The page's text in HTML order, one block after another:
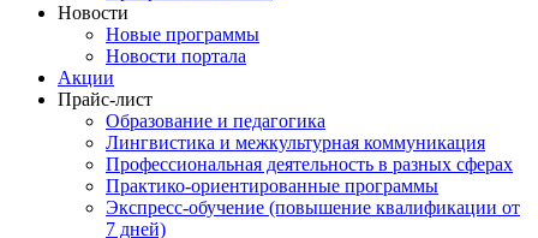
Новости
Новые программы
Новости портала
Акции
Прайс-лист
Образование и педагогика
Лингвистика и межкультурная коммуникация
Профессиональная деятельность в разных сферах
Практико-ориентированные программы
Экспресс-обучение (повышение квалификации от
7 дней)